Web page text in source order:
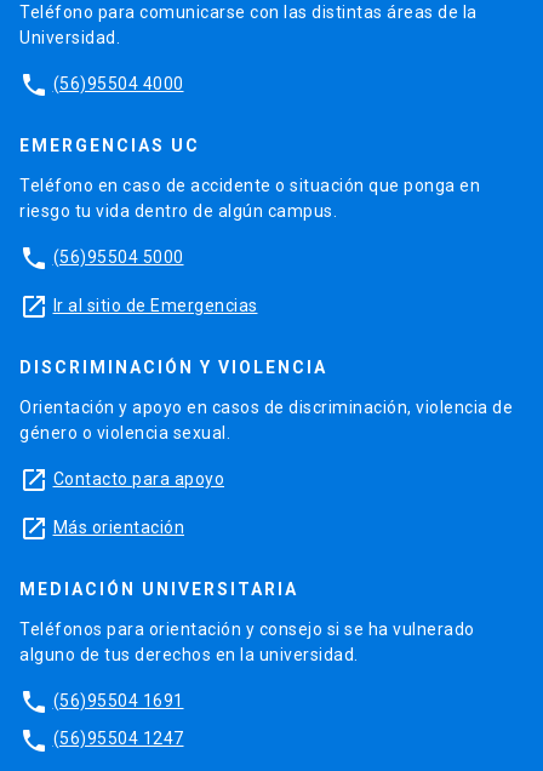
Teléfono para comunicarse con las distintas áreas de la
Universidad.
phone (56)95504 4000
EMERGENCIAS UC
Teléfono en caso de accidente o situación que ponga en
riesgo tu vida dentro de algún campus.
phone (56)95504 5000
launch Ir al sitio de Emergencias
DISCRIMINACIÓN Y VIOLENCIA
Orientación y apoyo en casos de discriminación, violencia de
género o violencia sexual.
launch Contacto para apoyo
launch Más orientación
MEDIACIÓN UNIVERSITARIA
Teléfonos para orientación y consejo si se ha vulnerado
alguno de tus derechos en la universidad.
phone (56)95504 1691
phone (56)95504 1247